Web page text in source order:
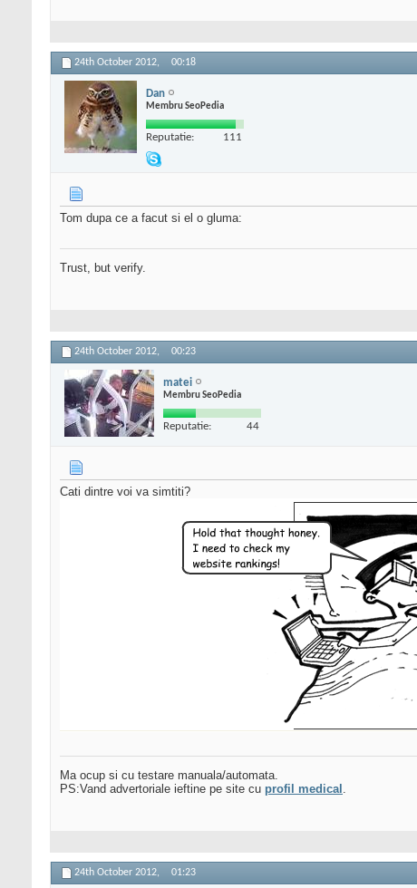
24th October 2012, 00:18
Dan
Membru SeoPedia
Reputatie: 111
Tom dupa ce a facut si el o gluma:
Trust, but verify.
24th October 2012, 00:23
matei
Membru SeoPedia
Reputatie: 44
Cati dintre voi va simtiti?
Ma ocup si cu testare manuala/automata.
PS:Vand advertoriale ieftine pe site cu profil medical .
24th October 2012, 01:23